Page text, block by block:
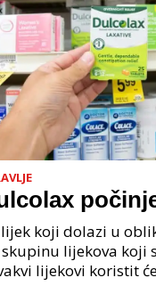
koji dolazi u
lijekova koji
lijekovi koristit